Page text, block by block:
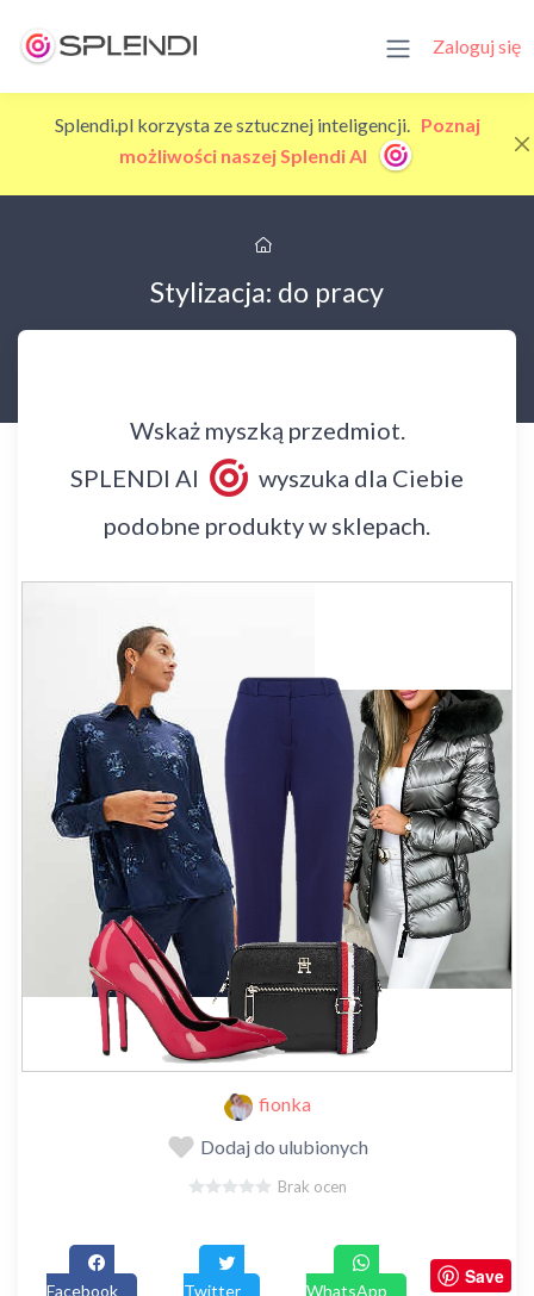
Zaloguj się
Splendi.pl korzysta ze sztucznej inteligencji. Poznaj
możliwości naszej Splendi AI
Stylizacja: do pracy
Wskaż myszką przedmiot.
SPLENDI AI
wyszuka dla Ciebie
podobne produkty w sklepach.
fionka
Dodaj do ulubionych
Brak ocen
Facebook Twitter WhatsApp
Save